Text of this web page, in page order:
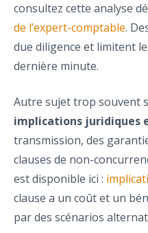
consultez cette analyse
de l’expert-comptable.
due diligence et limitent
dernière minute.
Autre sujet trop souvent
implications juridiques
transmission, des
clauses de non-
est disponible ici :
clause a un coût et un
par des scénarios